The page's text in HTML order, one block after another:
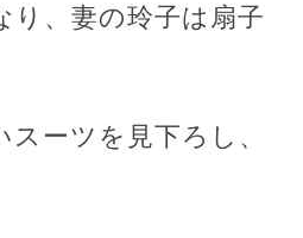
り、妻の玲子は扇子
ーツを見下ろし、